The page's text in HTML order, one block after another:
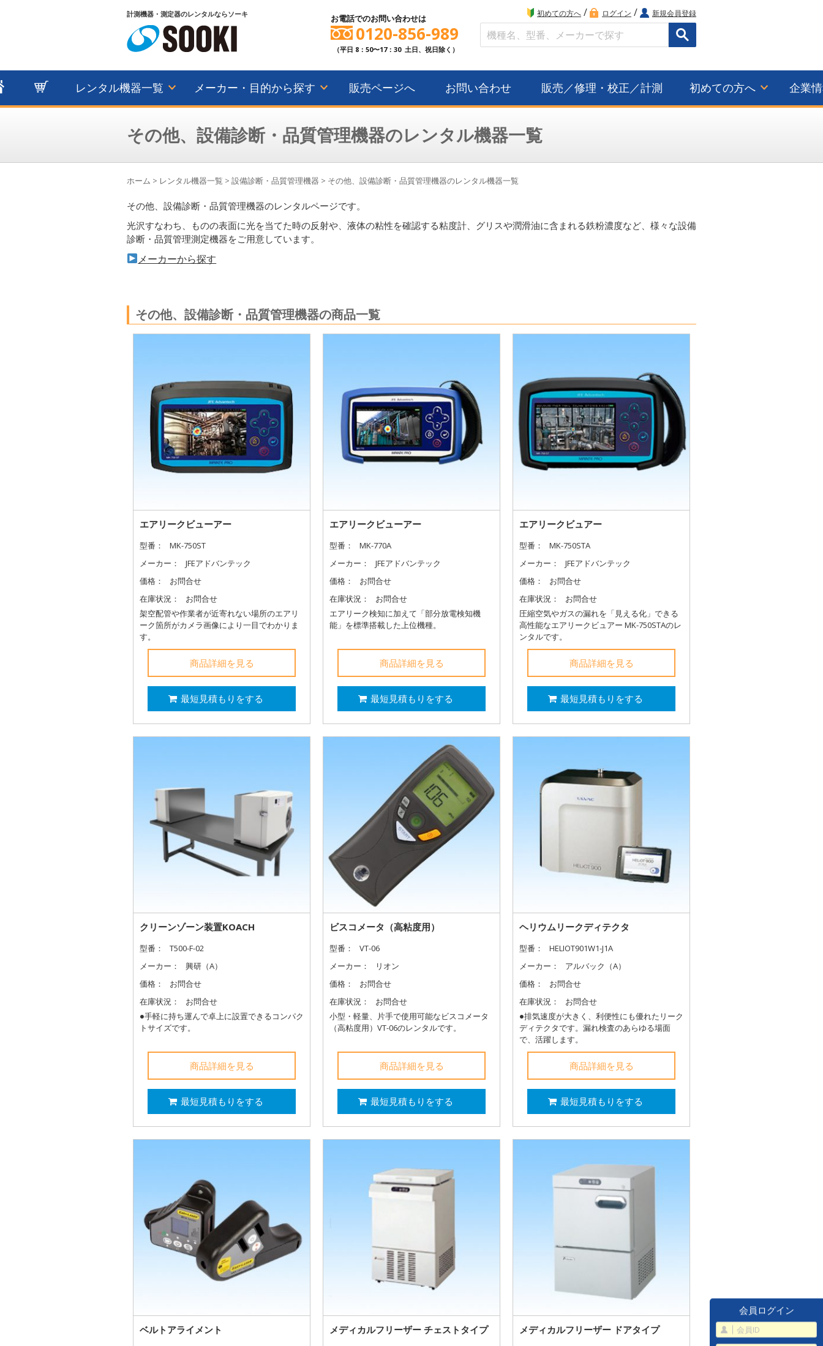
計測機器・測定器のレンタルならソーキ お電話でのお問い合わせは
0120-856-989
（平日 8：50〜17：30 土日、祝日除く）
初めての方へ / ログイン / 新規会員登録
レンタル機器一覧 メーカー・目的から探す 販売ページへ お問い合わせ 販売／修理・校正／計測 初めての方へ 企業
その他、設備診断・品質管理機器のレンタル機器一覧
ホーム > レンタル機器一覧 > 設備診断・品質管理機器 > その他、設備診断・品質管理機器のレンタル機器一覧
その他、設備診断・品質管理機器のレンタルページです。
光沢すなわち、ものの表面に光を当てた時の反射や、液体の粘性を確認する粘度計、グリスや潤滑油に含まれる鉄粉濃度など、様々な設備
診断・品質管理測定機器をご用意しています。
メーカーから探す
その他、設備診断・品質管理機器の商品一覧
エアリークビューアー
型番：
MK-750ST
メーカー：
JFEアドバンテック
価格：
お問合せ
在庫状況：
お問合せ
架空配管や作業者が近寄れない場所のエアリ
ーク箇所がカメラ画像により一目でわかりま
す。
商品詳細を見る
最短見積もりをする
エアリークビューアー
型番：
MK-770A
メーカー：
JFEアドバンテック
価格：
お問合せ
在庫状況：
お問合せ
エアリーク検知に加えて「部分放電検知機
能」を標準搭載した上位機種。
商品詳細を見る
最短見積もりをする
エアリークビュアー
型番：
MK-750STA
メーカー：
JFEアドバンテック
価格：
お問合せ
在庫状況：
お問合せ
圧縮空気やガスの漏れを「見える化」できる
高性能なエアリークビュアー MK-750STAのレ
ンタルです。
商品詳細を見る
最短見積もりをする
クリーンゾーン装置KOACH
型番：
T500-F-02
メーカー：
興研（A）
価格：
お問合せ
在庫状況：
お問合せ
●手軽に持ち運んで卓上に設置できるコンパク
トサイズです。
商品詳細を見る
最短見積もりをする
ビスコメータ（高粘度用）
型番：
VT-06
メーカー：
リオン
価格：
お問合せ
在庫状況：
お問合せ
小型・軽量、片手で使用可能なビスコメータ
（高粘度用）VT-06のレンタルです。
商品詳細を見る
最短見積もりをする
ヘリウムリークディテクタ
型番：
HELIOT901W1-J1A
メーカー：
アルバック（A）
価格：
お問合せ
在庫状況：
お問合せ
●排気速度が大きく、利便性にも優れたリーク
ディテクタです。漏れ検査のあらゆる場面
で、活躍します。
商品詳細を見る
最短見積もりをする
ベルトアライメント メディカルフリーザー チェストタイプ メディカルフリーザー ドアタイプ
会員ログイン